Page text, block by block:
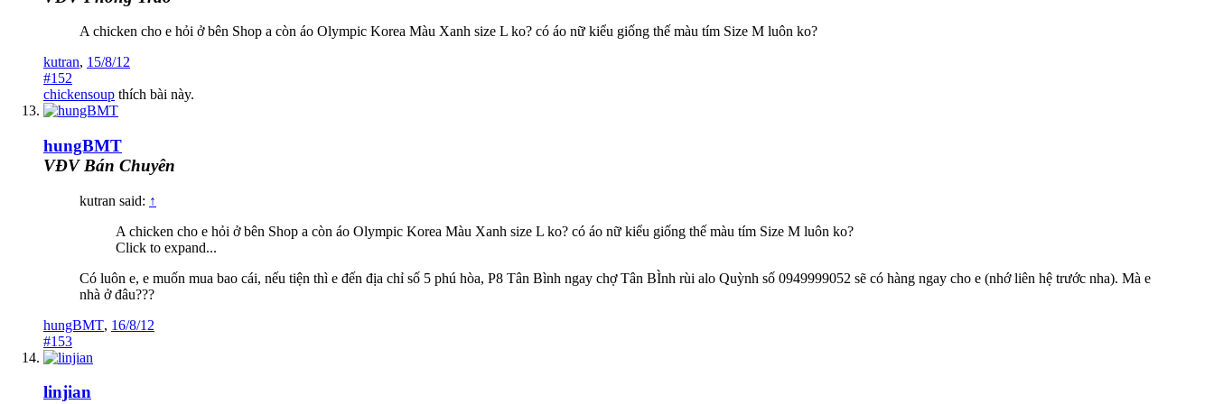
A chicken cho e hỏi ở bên Shop a còn áo Olympic Korea Màu Xanh size L ko? có áo nữ kiểu giống thế màu tím Size M luôn ko?
kutran, 15/8/12
#152
chickensoup thích bài này.
hungBMT
VĐV Bán Chuyên
kutran said: ↑
A chicken cho e hỏi ở bên Shop a còn áo Olympic Korea Màu Xanh size L ko? có áo nữ kiểu giống thế màu tím Size M luôn ko?
Click to expand...
Có luôn e, e muốn mua bao cái, nếu tiện thì e đến địa chỉ số 5 phú hòa, P8 Tân Bình ngay chợ Tân BÌnh rùi alo Quỳnh số 0949999052 sẽ có hàng ngay cho e (nhớ liên hệ trước nha). Mà e
nhà ở đâu???
hungBMT, 16/8/12
#153
linjian